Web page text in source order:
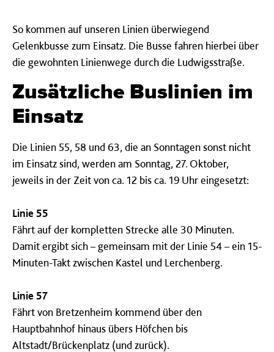
So kommen auf unseren Linien überwiegend
Gelenkbusse zum Einsatz. Die Busse fahren hierbei über
die gewohnten Linienwege durch die Ludwigsstraße.
Zusätzliche Buslinien im
Einsatz
Die Linien 55, 58 und 63, die an Sonntagen sonst nicht
im Einsatz sind, werden am Sonntag, 27. Oktober,
jeweils in der Zeit von ca. 12 bis ca. 19 Uhr eingesetzt:
Linie 55
Fährt auf der kompletten Strecke alle 30 Minuten.
Damit ergibt sich – gemeinsam mit der Linie 54 – ein 15-
Minuten-Takt zwischen Kastel und Lerchenberg.
Linie 57
Fährt von Bretzenheim kommend über den
Hauptbahnhof hinaus übers Höfchen bis
Altstadt/Brückenplatz (und zurück).